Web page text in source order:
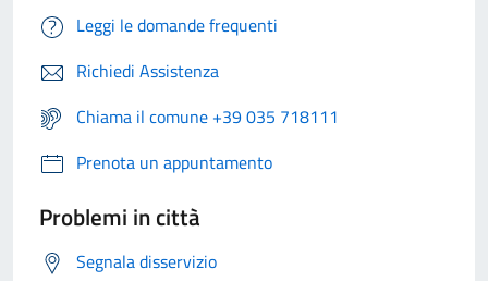
Leggi le domande frequenti
Richiedi Assistenza
Chiama il comune +39 035 718111
Prenota un appuntamento
Problemi in città
Segnala disservizio